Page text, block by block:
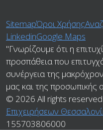
SitemapΌροι Χρήσης
LinkedinGoogle Maps
"Γνωρίζουμε ότι η
προσπάθεια που
συνέργεια της
μας και της προσωπικής
© 2026 All rights reserved
Επιχειρήσεων
155703806000